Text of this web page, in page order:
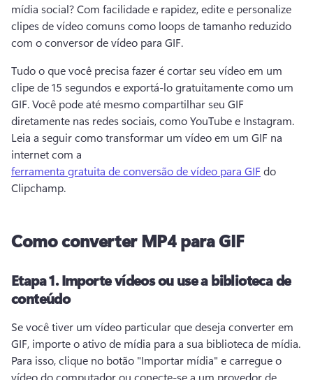
mídia social? Com facilidade e rapidez, edite e personalize
clipes de vídeo comuns como loops de tamanho reduzido
com o conversor de vídeo para GIF.
Tudo o que você precisa fazer é cortar seu vídeo em um
clipe de 15 segundos e exportá-lo gratuitamente como um
GIF. Você pode até mesmo compartilhar seu GIF
Leia a seguir como transformar um vídeo em um GIF na
internet com a
ferramenta gratuita de conversão de vídeo para GIF do
Clipchamp.
Como converter MP4 para GIF
Etapa 1.Importe vídeos ou use a biblioteca de
conteúdo
Se você tiver um vídeo particular que deseja converter em
Para isso, clique no botão "Importar mídia" e carregue o
vídeo do computador ou conecte-se a um provedor de